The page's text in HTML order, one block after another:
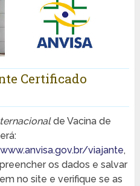
Certificado
de Vacina de
www.anvisa.gov.br/viajante,
os dados e salvar
no site e verifique se as